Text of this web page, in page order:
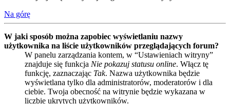
Na górę
W jaki sposób można zapobiec wyświetlaniu nazwy
użytkownika na liście użytkowników przeglądających forum?
W panelu zarządzania kontem, w “Ustawieniach witryny”
znajduje się funkcja Nie pokazuj statusu online. Włącz tę
funkcję, zaznaczając Tak. Nazwa użytkownika będzie
wyświetlana tylko dla administratorów, moderatorów i dla
ciebie. Twoja obecność na witrynie będzie wykazana w
liczbie ukrytych użytkowników.